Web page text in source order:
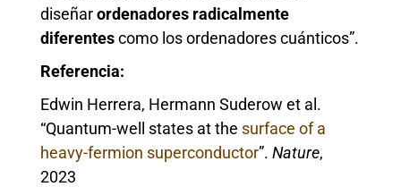
diseñarordenadores radicalmente
diferentescomo los ordenadores cuánticos”.
Referencia:
Edwin Herrera, Hermann Suderow et al.
“Quantum-well states at the surface of a
heavy-fermion superconductor”. Nature,
2023